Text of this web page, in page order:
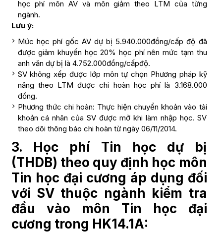
học phí môn AV và môn giảm theo LTM của từng
ngành.
Lưu ý:
Mức học phí gốc AV dự bị 5.940.000đồng/cấp độ đã
được giảm khuyến học 20% học phí nên mức tạm thu
anh văn dự bị là 4.752.000đồng/cấpđộ.
SV không xếp được lớp môn tự chọn Phương pháp kỹ
năng theo LTM được chi hoàn học phí là 3.168.000
đồng.
Phương thức chi hoàn: Thực hiện chuyển khoản vào tài
khoản cá nhân của SV được mở khi làm nhập học. SV
theo dõi thông báo chi hoàn từ ngày 06/11/2014.
3. Học phí Tin học dự bị
(THDB) theo quy định học môn
Tin học đại cương áp dụng đối
với SV thuộc ngành kiểm tra
đầu vào môn Tin học đại
cương trong HK14.1A: